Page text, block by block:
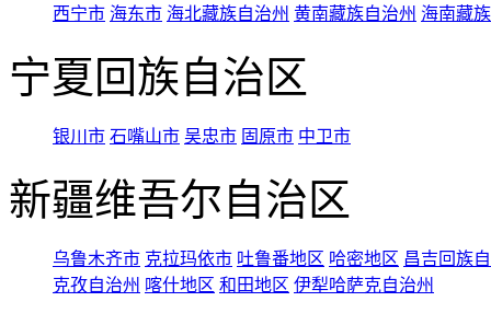
西宁市 海东市 海北藏族自治州 黄南藏族自治州 海南藏
宁夏回族自治区
银川市 石嘴山市 吴忠市 固原市 中卫市
新疆维吾尔自治区
乌鲁木齐市 克拉玛依市 吐鲁番地区 哈密地区 昌吉回族
克孜自治州 喀什地区 和田地区 伊犁哈萨克自治州